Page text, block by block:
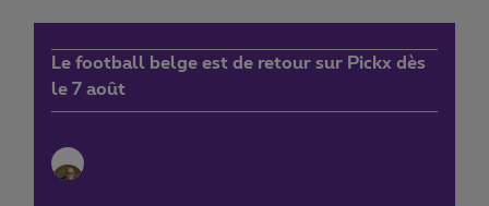
Le football belge est de retour sur Pickx dès
le 7 août